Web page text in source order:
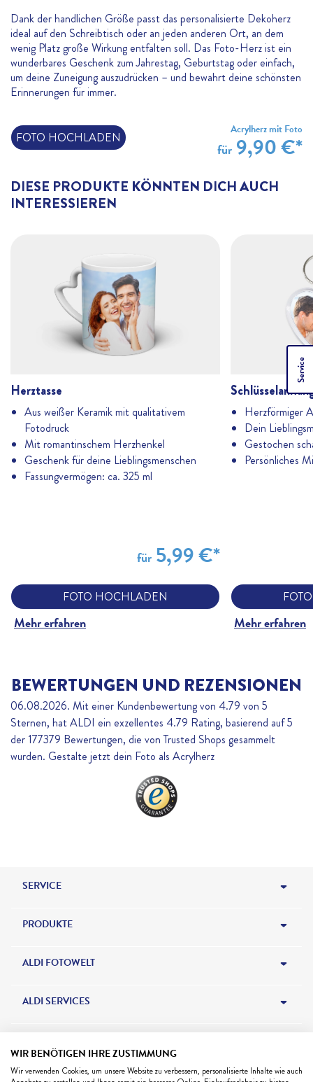
Dank der handlichen Größe passt das personalisierte Dekoherz
ideal auf den Schreibtisch oder an jeden anderen Ort, an dem
wenig Platz große Wirkung entfalten soll. Das Foto-Herz ist ein
wunderbares Geschenk zum Jahrestag, Geburtstag oder einfach,
um deine Zuneigung auszudrücken – und bewahrt deine schönsten
Erinnerungen für immer.
FOTO HOCHLADEN
Acrylherz mit Foto
für 9,90 €*
DIESE PRODUKTE KÖNNTEN DICH AUCH
INTERESSIEREN
Herztasse
Aus weißer Keramik mit qualitativem
Fotodruck
Mit romantinschem Herzhenkel
Geschenk für deine Lieblingsmenschen
Fassungvermögen: ca. 325 ml
für 5,99 €*
FOTO HOCHLADEN
Mehr erfahren
Herzförmiger
Dein
Gestochen
Persönliches
Mehr erfahren
BEWERTUNGEN UND REZENSIONEN
06.08.2026. Mit einer Kundenbewertung von 4.79 von 5
Sternen, hat ALDI ein exzellentes 4.79 Rating, basierend auf5
der 177379 Bewertungen, die von Trusted Shops gesammelt
wurden. Gestalte jetzt dein Foto als Acrylherz
SERVICE
HILFE & KONTAKT
BESTELLSTATUS
NEWSLETTER
ZAHLUNG
PRODUKTE
FOTOBÜCHER
FOTOS & KARTEN
GESCHENKE
ALDI FOTOWELT
ALDI FOTO BLOG
NEUE PRODUKTE
ALDI SERVICES
ALDI REISEN
*Alle Preise in Euro inkl. ges. MwSt.,
Service
WIR BENÖTIGEN IHRE ZUSTIMMUNG
Wir verwenden Cookies, um unsere Website zu verbessern, personalisierte Inhalte wie auch